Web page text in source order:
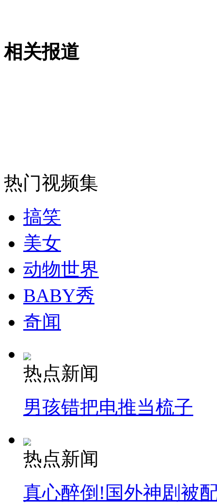
山西运城恶犬咬伤多人 警民合力深夜将其击毙
外交部：反对强权政治霸凌主义
外交部：有关国家言论片面不公正
安徽一实载49人客车翻车
走！跟着总书记去植树
消防员救轻生者
纽约上演“枕头大战”
司机酒驾遇交警 急速倒车逃窜
相关报道
热门视频集
搞笑
美女
动物世界
BABY秀
奇闻
热点新闻
男孩错把电推当梳子
热点新闻
真心醉倒!国外神剧被